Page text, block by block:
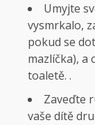
Umyjte
vysmrkalo,
pokud se
mazlíčka), a
toaletě. .
Zaveďte
vaše dítě